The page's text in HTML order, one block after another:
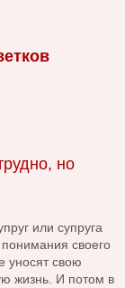
но
или супруга
своего
уносят свою
жизнь. И потом в